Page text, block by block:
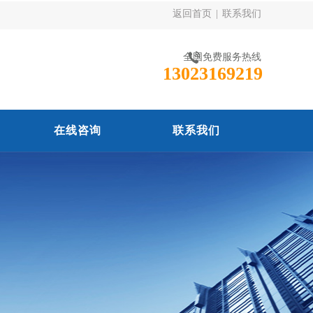
返回首页 联系我们
全国免费服务热线
13023169219
在线咨询 联系我们